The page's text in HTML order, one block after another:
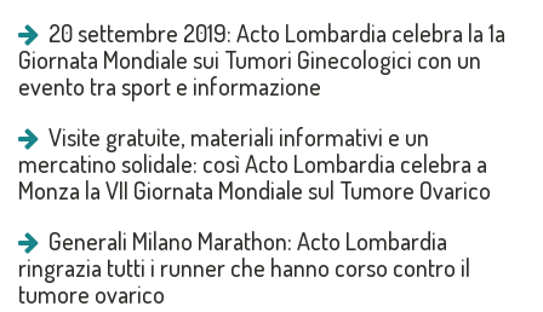
20 settembre 2019: Acto Lombardia celebra la 1a
Giornata Mondiale sui Tumori Ginecologici con un
evento tra sport e informazione
Visite gratuite, materiali informativi e un
mercatino solidale: così Acto Lombardia celebra a
Monza la VII Giornata Mondiale sul Tumore Ovarico
Generali Milano Marathon: Acto Lombardia
ringrazia tutti i runner che hanno corso contro il
tumore ovarico